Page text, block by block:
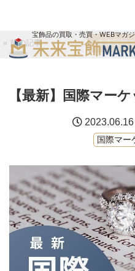
宝飾品の買取・売買・WEBマガ
未来宝飾マガジン
« 前の記事 未来宝飾
【最新】国際マー
2023.06.16
国際マー